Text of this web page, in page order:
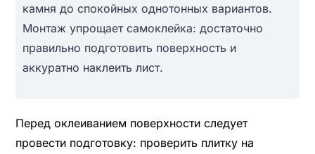
камня до спокойных однотонных вариантов.
Монтаж упрощает самоклейка: достаточно
правильно подготовить поверхность и
аккуратно наклеить лист.
Перед оклеиванием поверхности следует
провести подготовку: проверить плитку на